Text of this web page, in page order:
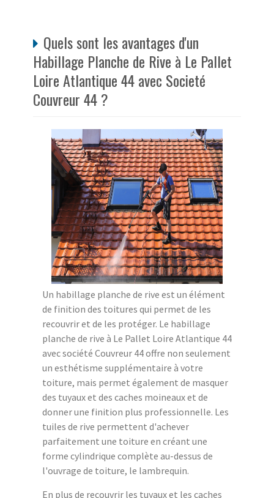
Quels sont les avantages d'un
Habillage Planche de Rive à Le Pallet
Loire Atlantique 44 avec Societé
Couvreur 44 ?
Un habillage planche de rive est un élément
de finition des toitures qui permet de les
recouvrir et de les protéger. Le habillage
planche de rive à Le Pallet Loire Atlantique 44
avec société Couvreur 44 offre non seulement
un esthétisme supplémentaire à votre
toiture, mais permet également de masquer
des tuyaux et des caches moineaux et de
donner une finition plus professionnelle. Les
tuiles de rive permettent d'achever
parfaitement une toiture en créant une
forme cylindrique complète au-dessus de
l'ouvrage de toiture, le lambrequin.
En plus de recouvrir les tuyaux et les caches